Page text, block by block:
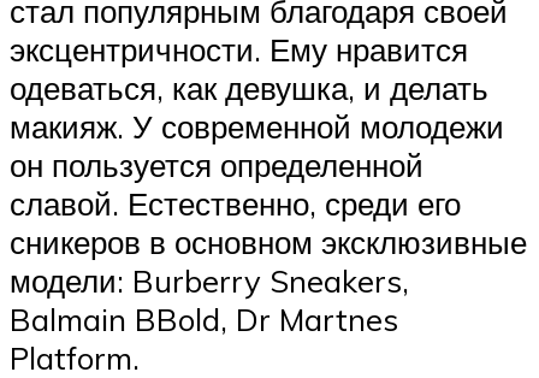
стал популярным благодаря своей
эксцентричности. Ему нравится
одеваться, как девушка, и делать
макияж. У современной молодежи
он пользуется определенной
славой. Естественно, среди его
сникеров в основном эксклюзивные
модели: Burberry Sneakers,
Balmain BBold, Dr Martnes
Platform.